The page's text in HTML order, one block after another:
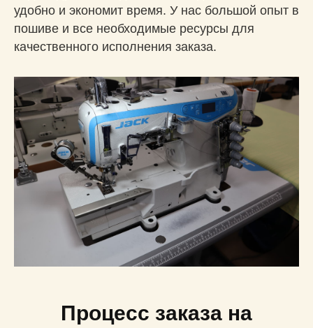
удобно и экономит время. У нас большой опыт в
пошиве и все необходимые ресурсы для
качественного исполнения заказа.
Процесс заказа на